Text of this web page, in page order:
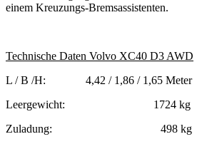
einem Kreuzungs-Bremsassistenten.
Technische Daten Volvo XC40 D3 AWD
L / B /H: 4,42 / 1,86 / 1,65 Meter
Leergewicht: 1724 kg
Zuladung: 498 kg